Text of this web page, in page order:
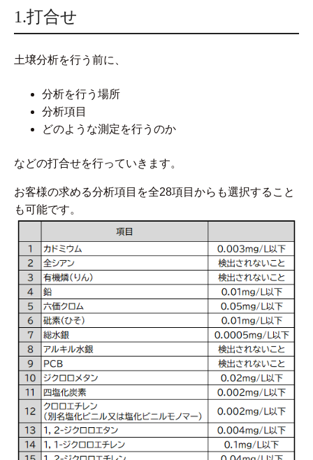
1.打合せ
土壌分析を行う前に、
分析を行う場所
分析項目
どのような測定を行うのか
などの打合せを行っていきます。
お客様の求める分析項目を全28項目からも選択すること
も可能です。